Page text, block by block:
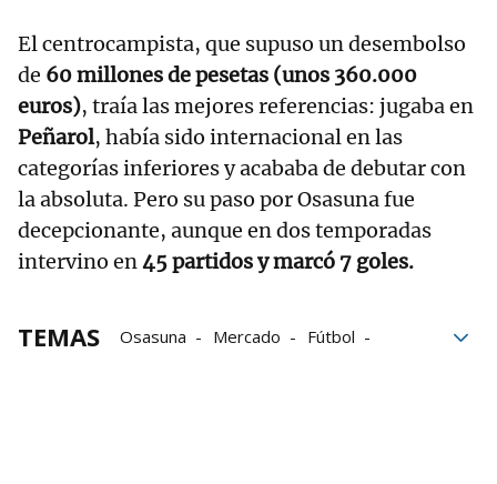
El centrocampista, que supuso un desembolso
de 60 millones de pesetas (unos 360.000
euros), traía las mejores referencias: jugaba en
Peñarol, había sido internacional en las
categorías inferiores y acababa de debutar con
la absoluta. Pero su paso por Osasuna fue
decepcionante, aunque en dos temporadas
intervino en45 partidos y marcó 7 goles.
TEMAS Osasuna Mercado
Fútbol